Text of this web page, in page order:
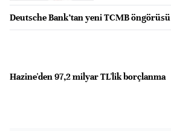
Deutsche Bank’tan yeni TCMB öngörüsü
Hazine'den 97,2 milyar TL'lik borçlanma